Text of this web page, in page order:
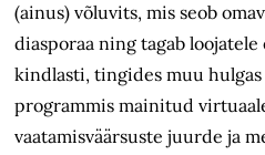
(ainus) võluvits, mis seob
diasporaa ning tagab
kindlasti, tingides muu
programmis mainitud
vaatamisväärsuste juurde ja